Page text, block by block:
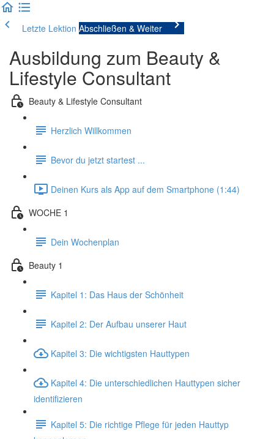
Letzte Lektion Abschließen & Weiter
Ausbildung zum Beauty &
Lifestyle Consultant
Beauty & Lifestyle Consultant
Herzlich Willkommen
Bevor du jetzt startest ...
Deinen Kurs als App auf dem Smartphone (1:44)
WOCHE 1
Dein Wochenplan
Beauty 1
Kapitel 1: Das Haus der Schönheit
Kapitel 2: Der Aufbau unserer Haut
Kapitel 3: Die wichtigsten Hauttypen
Kapitel 4: Die unterschiedlichen Hauttypen sicher
identifizieren
Kapitel 5: Die richtige Pflege für jeden Hauttyp